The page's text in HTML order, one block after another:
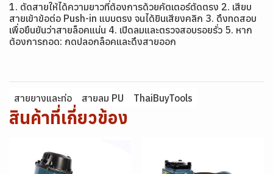
1. ตัดสายให้ได้ความยาวที่ต้องการด้วยคัตเตอร์ตัดตรง 2. เสียบ
สายเข้าข้อต่อ Push-in แบบตรง จนได้ยินเสียงคลิก 3. ดึงทดสอบ
เพื่อยืนยันว่าสายล็อคแน่น 4. เปิดลมและตรวจสอบรอยรั่ว 5. หาก
ต้องการถอด: กดปลอกล็อคและดึงสายออก
สายยางและท่อ สายลม PU ThaiBuyTools
สินค้าที่เกี่ยวข้อง